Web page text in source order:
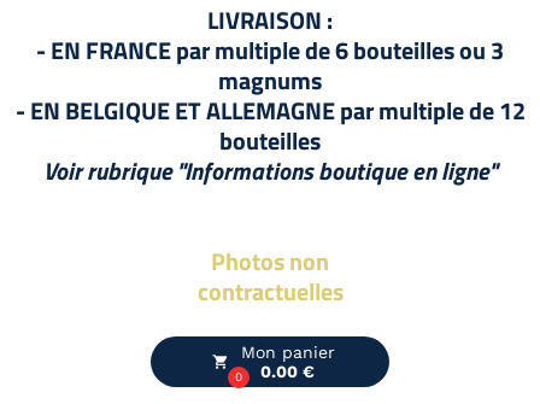
LIVRAISON :
- EN FRANCE par multiple de 6 bouteilles ou 3
magnums
- EN BELGIQUE ET ALLEMAGNE par multiple de 12
bouteilles
Voir rubrique "Informations boutique en ligne"
Photos non
contractuelles
local_grocery_store
0
Mon panier
0.00 €